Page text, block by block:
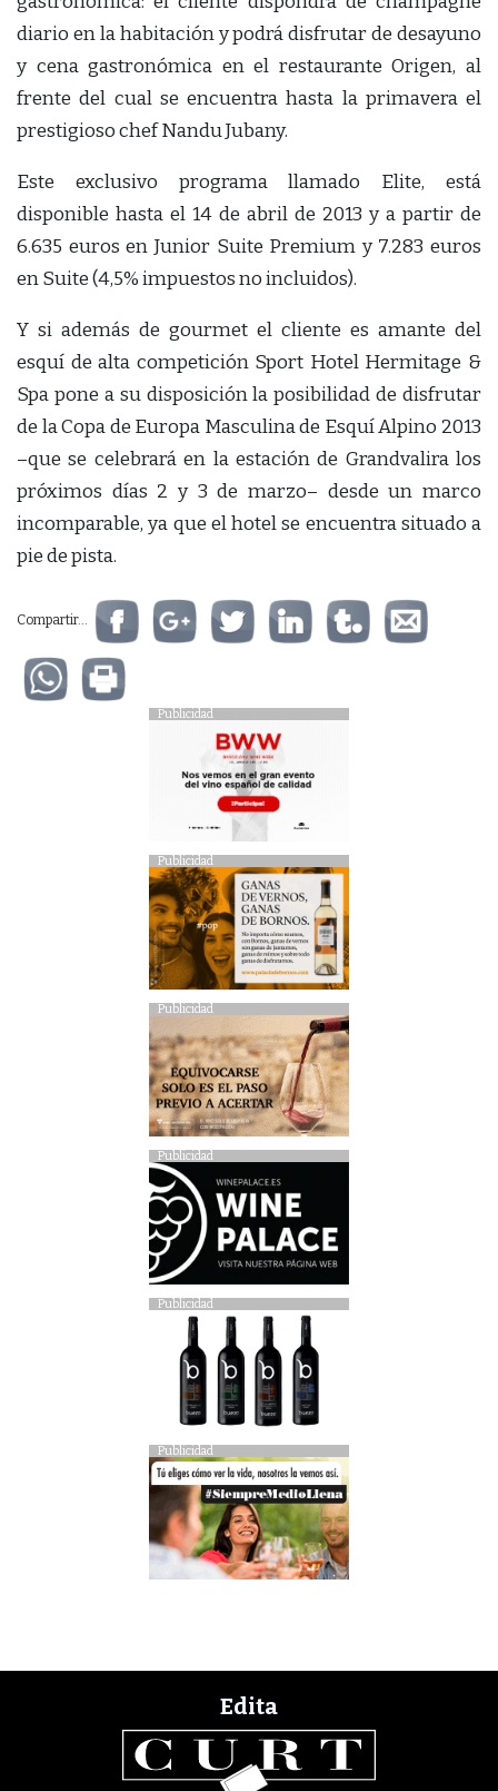
diario en la habitación y podrá disfrutar de desayuno
y cena gastronómica en el restaurante Origen, al
frente del cual se encuentra hasta la primavera el
prestigioso chef Nandu Jubany.
Este exclusivo programa llamado Elite, está
disponible hasta el 14 de abril de 2013 y a partir de
6.635 euros en Junior Suite Premium y 7.283 euros
en Suite (4,5% impuestos no incluidos).
Y si además de gourmet el cliente es amante del
esquí de alta competición Sport Hotel Hermitage &
Spa pone a su disposición la posibilidad de disfrutar
de la Copa de Europa Masculina de Esquí Alpino 2013
–que se celebrará en la estación de Grandvalira los
próximos días 2 y 3 de marzo– desde un marco
incomparable, ya que el hotel se encuentra situado a
pie de pista.
Compartir...
Publicidad
Publicidad
Publicidad
Publicidad
Publicidad
Publicidad
Edita